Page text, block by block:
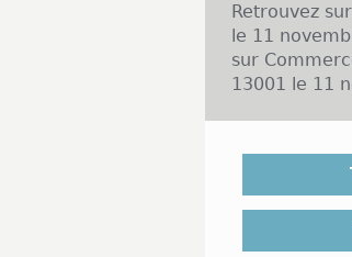
Retrouvez
le 11
sur
13001 le 11
ouverts le
suivant